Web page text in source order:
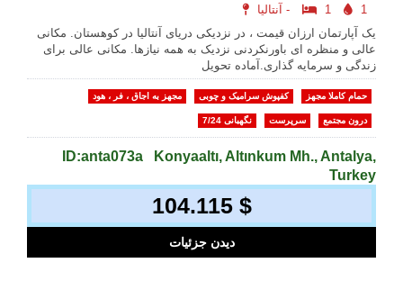
آنتالیا - 1
1
یک آپارتمان ارزان قیمت ، در نزدیکی دریای آنتالیا در کوهستان. مکانی
عالی و منظره ای باورنکردنی نزدیک به همه نیازها. مکانی عالی برای
زندگی و سرمایه گذاری.آماده تحویل
مجهز به اجاق ، فر ، هود کفپوش سرامیک و چوبی حمام کاملا مجهز
نگهبانی 7/24 سرپرست درون مجتمع
ID:anta073a
Konyaaltı, Altınkum Mh., Antalya,
Turkey
104.115 $
دیدن جزئیات